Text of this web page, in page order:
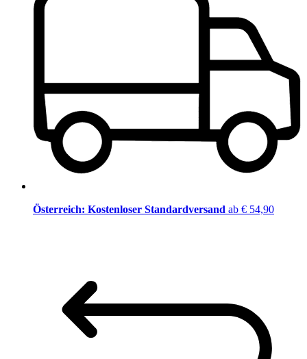
Österreich: Kostenloser Standardversand ab € 54,90